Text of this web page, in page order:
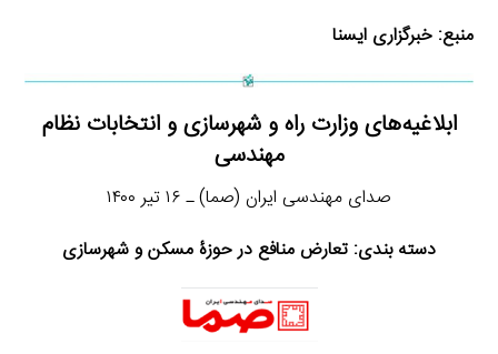
منبع:خبرگزاری ایسنا
ابلاغیه‌های وزارت راه و شهرسازی و انتخابات نظام
مهندسی
صدای مهندسی ایران (صما) ـ ۱۶ تیر ۱۴۰۰
دسته بندی: تعارض منافع در حوزۀ مسکن و شهرسازی